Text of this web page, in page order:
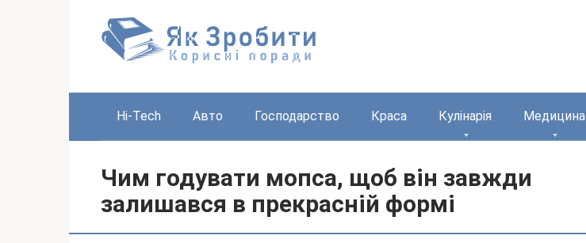
Hi-Tech Авто Господарство Краса Кулінарія Медицина
Чим годувати мопса, щоб він завжди
залишався в прекрасній формі